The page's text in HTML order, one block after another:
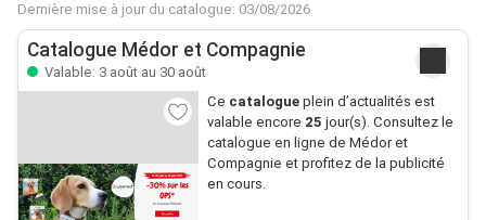
Dernière mise à jour du catalogue: 03/08/2026
Catalogue Médor et Compagnie
Valable: 3 août au 30 août
Ce catalogueplein d’actualités est
valable encore 25 jour(s). Consultez le
catalogue en ligne de Médor et
Compagnie et profitez de la publicité
en cours.